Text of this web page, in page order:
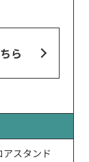
ら
スタンド